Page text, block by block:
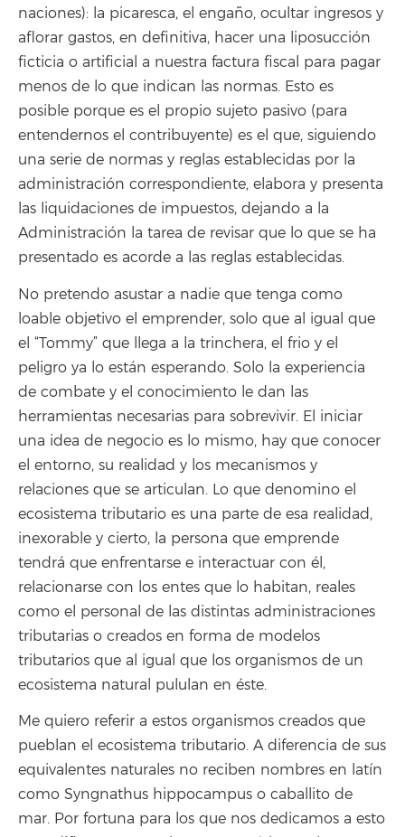
naciones): la picaresca, el engaño, ocultar ingresos y
aflorar gastos, en definitiva, hacer una liposucción
ficticia o artificial a nuestra factura fiscal para pagar
menos de lo que indican las normas. Esto es
posible porque es el propio sujeto pasivo (para
entendernos el contribuyente) es el que, siguiendo
una serie de normas y reglas establecidas por la
administración correspondiente, elabora y presenta
las liquidaciones de impuestos, dejando a la
Administración la tarea de revisar que lo que se ha
presentado es acorde a las reglas establecidas.
No pretendo asustar a nadie que tenga como
loable objetivo el emprender, solo que al igual que
el “Tommy” que llega a la trinchera, el frio y el
peligro ya lo están esperando. Solo la experiencia
de combate y el conocimiento le dan las
herramientas necesarias para sobrevivir. El iniciar
una idea de negocio es lo mismo, hay que conocer
el entorno, su realidad y los mecanismos y
relaciones que se articulan. Lo que denomino el
ecosistema tributario es una parte de esa realidad,
inexorable y cierto, la persona que emprende
tendrá que enfrentarse e interactuar con él,
relacionarse con los entes que lo habitan, reales
como el personal de las distintas administraciones
tributarias o creados en forma de modelos
tributarios que al igual que los organismos de un
ecosistema natural pululan en éste.
Me quiero referir a estos organismos creados que
pueblan el ecosistema tributario. A diferencia de sus
equivalentes naturales no reciben nombres en latín
como Syngnathus hippocampus o caballito de
mar. Por fortuna para los que nos dedicamos a esto